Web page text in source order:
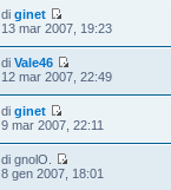
diginet
13 mar 2007, 19:23
diVale46
12 mar 2007, 22:49
diginet
9 mar 2007, 22:11
di gnolO.
8 gen 2007, 18:01